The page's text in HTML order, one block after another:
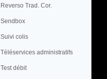
Reverso Trad. Cor.
Sendbox
Suivi colis
Téléservices administratifs
Test débit